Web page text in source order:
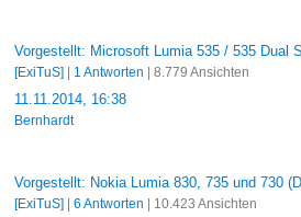
Vorgestellt: Microsoft Lumia 535 / 535 Dual
[ExiTuS] 1 Antworten | 8.779 Ansichten
11.11.2014, 16:38
Bernhardt
Vorgestellt: Nokia Lumia 830, 735 und 730
[ExiTuS] 6 Antworten | 10.423 Ansichten